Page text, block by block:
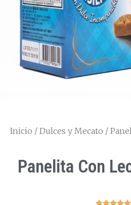
Inicio / Dulces y Mecato /
Panelita Con
